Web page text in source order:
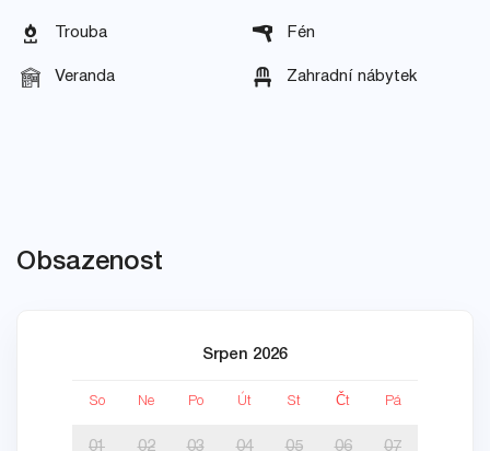
Trouba Fén
Veranda Zahradní nábytek
Obsazenost
Srpen 2026
So Ne Po Út St Čt Pá
01 02 03 04 05 06 07